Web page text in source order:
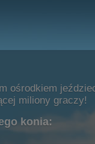
ośrodkiem
miliony graczy!
konia: